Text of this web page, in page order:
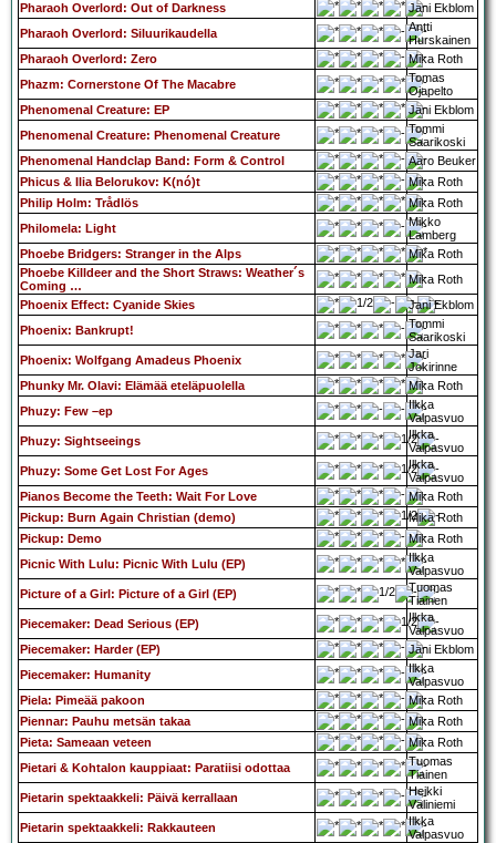
Pharaoh Overlord: Out of Darkness
Jani Ekblom
Pharaoh Overlord: Siluurikaudella
Antti
Hurskainen
Pharaoh Overlord: Zero
Mika Roth
Phazm: Cornerstone Of The Macabre
Tomas
Ojapelto
Phenomenal Creature: EP
Jani Ekblom
Phenomenal Creature: Phenomenal Creature
Tommi
Saarikoski
Phenomenal Handclap Band: Form & Control
Aaro Beuker
Phicus & Ilia Belorukov: K(nó)t
Mika Roth
Philip Holm: Trådlös
Mika Roth
Philomela: Light
Mikko
Lamberg
Phoebe Bridgers: Stranger in the Alps
Mika Roth
Phoebe Killdeer and the Short Straws: Weather´s
Coming …
Mika Roth
Phoenix Effect: Cyanide Skies
Jani Ekblom
Phoenix: Bankrupt!
Tommi
Saarikoski
Phoenix: Wolfgang Amadeus Phoenix
Jari
Jokirinne
Phunky Mr. Olavi: Elämää eteläpuolella
Mika Roth
Phuzy: Few –ep
Ilkka
Valpasvuo
Phuzy: Sightseeings
Ilkka
Valpasvuo
Phuzy: Some Get Lost For Ages
Ilkka
Valpasvuo
Pianos Become the Teeth: Wait For Love
Mika Roth
Pickup: Burn Again Christian (demo)
Mika Roth
Pickup: Demo
Mika Roth
Picnic With Lulu: Picnic With Lulu (EP)
Ilkka
Valpasvuo
Picture of a Girl: Picture of a Girl (EP)
Tuomas
Tiainen
Piecemaker: Dead Serious (EP)
Ilkka
Valpasvuo
Piecemaker: Harder (EP)
Jani Ekblom
Piecemaker: Humanity
Ilkka
Valpasvuo
Piela: Pimeää pakoon
Mika Roth
Piennar: Pauhu metsän takaa
Mika Roth
Pieta: Sameaan veteen
Mika Roth
Pietari & Kohtalon kauppiaat: Paratiisi odottaa
Tuomas
Tiainen
Pietarin spektaakkeli: Päivä kerrallaan
Heikki
Väliniemi
Pietarin spektaakkeli: Rakkauteen
Ilkka
Valpasvuo